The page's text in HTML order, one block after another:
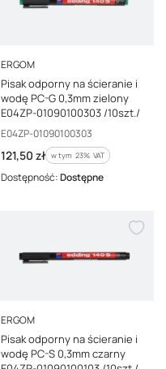
PRODUCENT
ERGOM
Pisak odporny na ścieranie i
wodę PC-G 0,3mm zielony
E04ZP-01090100303 /10szt./
Kod producenta
E04ZP-01090100303
Cena brutto
121,50 zł w tym %s VAT
w tym 23% VAT
Dostępność:Dostępne
PRODUCENT
ERGOM
Pisak odporny na ścieranie i
wodę PC-S 0,3mm czarny